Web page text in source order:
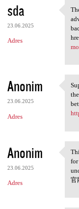
sda
23.06.2025
Adres
Anonim
23.06.2025
Adres
Anonim
23.06.2025
Adres
for
官